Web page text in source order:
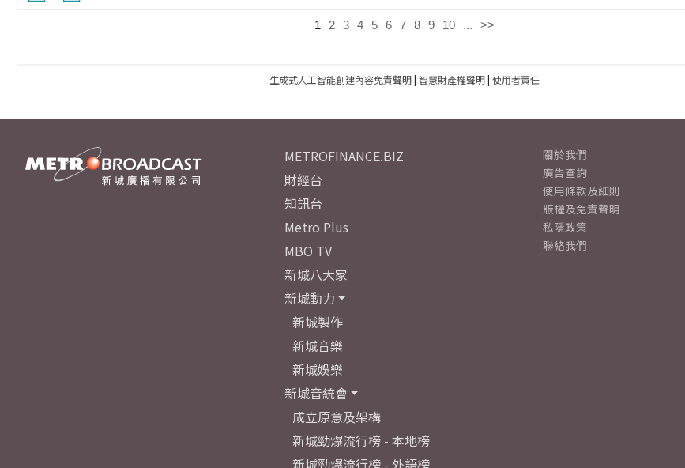
1 2 3 4 5 6 7 8 9 10 ... >>
生成式人工智能創建內容免責聲明| 智慧財產權聲明| 使用者責任
METROFINANCE.BIZ
財經台
知訊台
Metro Plus
MBO TV
新城八大家
新城動力
新城製作
新城音樂
新城娛樂
新城音統會
成立原意及架構
新城勁爆流行榜 - 本地榜
新城勁爆流行榜 - 外語榜
關於我們
廣告查詢
使用條款及細則
版權及免責聲明
私隱政策
聯絡我們